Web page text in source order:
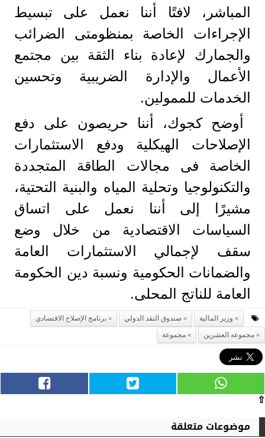
المباشر، لافتًا أننا نعمل على تبسيط
الإجراءات الخاصة بمنظومتى الضرائب
والجمارك لإعادة بناء الثقة بين مجتمع
الأعمال والإدارة الضريبية وتحسين
الخدمات للممولين.
أوضح كجوك، أننا حريصون على دفع
الإصلاحات الهيكلية ودفع الاستثمارات
الخاصة فى مجالات الطاقة المتجددة
والتكنولوجيا وتحلية المياه والبنية التحتية،
مشيرًا إلى أننا نعمل على اتساق
السياسات الاقتصادية من خلال وضع
سقف لإجمالي الاستثمارات العامة
والضمانات الحكومية ونسبة دين الحكومة
العامة للناتج المحلى.
وزير المالية صندوق النقد الدولي
برنامج الإصلاح الاقتصادي
مجموعه العشرين
مجموعة
⇧
موضوعات متعلقة